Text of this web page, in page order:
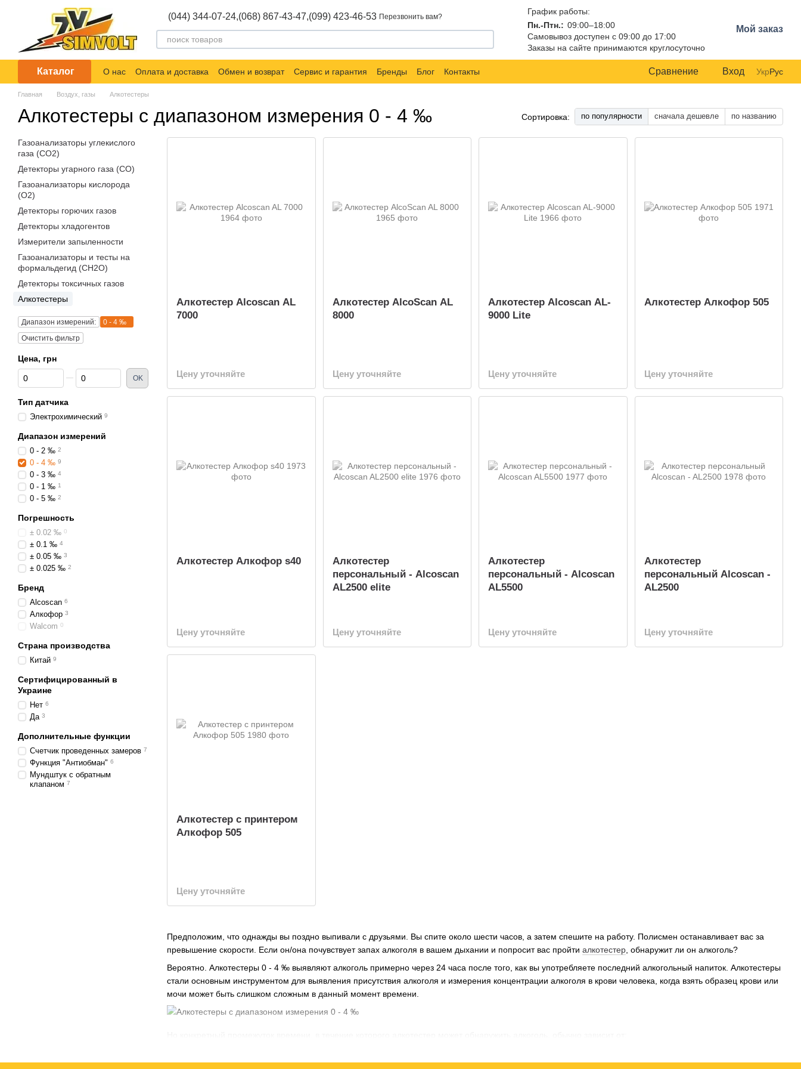
Перейти к основному контенту
(044) 344-07-24,(068) 867-43-47,(099) 423-46-53 Перезвонить вам?
График работы:
Пн.-Птн.: 09:00–18:00
Самовывоз доступен с 09:00 до 17:00
Заказы на сайте принимаются круглосуточно
Мой заказ
Каталог О нас Оплата и доставка Обмен и возврат Сервис и гарантия Бренды Блог Контакты Сравнение Вход УкрРус
Главная Воздух, газы Алкотестеры
Алкотестеры с диапазоном измерения 0 - 4 ‰ Сортировка: по популярности сначала дешевле по названию
Предположим, что однажды вы поздно выпивали с друзьями. Вы спите около шести часов, а затем спешите на работу. Полисмен останавливает вас за
превышение скорости. Если он/она почувствует запах алкоголя в вашем дыхании и попросит вас пройти алкотестер , обнаружит ли он алкоголь?
Вероятно. Алкотестеры 0 - 4 ‰ выявляют алкоголь примерно через 24 часа после того, как вы употребляете последний алкогольный напиток. Алкотестеры
стали основным инструментом для выявления присутствия алкоголя и измерения концентрации алкоголя в крови человека, когда взять образец крови или
мочи может быть слишком сложным в данный момент времени.
Алкотестер Alcoscan AL
7000
Цену уточняйте
Алкотестер AlcoScan AL
8000
Цену уточняйте
Алкотестер Alcoscan AL-
9000 Lite
Цену уточняйте
Алкотестер Алкофор 505
Цену уточняйте
Алкотестер Алкофор s40
Цену уточняйте
Алкотестер
персональный - Alcoscan
AL2500 elite
Цену уточняйте
Алкотестер
персональный - Alcoscan
AL5500
Цену уточняйте
Алкотестер
персональный Alcoscan -
AL2500
Цену уточняйте
Алкотестер с принтером
Алкофор 505
Цену уточняйте
Газоанализаторы углекислого
газа (СО2)
Детекторы угарного газа (СО)
Газоанализаторы кислорода
(О2)
Детекторы горючих газов
Детекторы хладогентов
Измерители запыленности
Газоанализаторы и тесты на
формальдегид (CH2O)
Детекторы токсичных газов
Алкотестеры
Диапазон измерений:
0 - 4 ‰
Очистить фильтр
Цена, грн
От Цена, грн
До Цена, грн OK
Тип датчика
Электрохимический 9
Диапазон измерений
0 - 2 ‰ 2
0 - 4 ‰ 9
0 - 3 ‰ 4
0 - 1 ‰ 1
0 - 5 ‰ 2
Погрешность
± 0.02 ‰ 0
± 0.1 ‰ 4
± 0.05 ‰ 3
± 0.025 ‰ 2
Бренд
Alcoscan 6
Алкофор 3
Walcom 0
Страна производства
Китай 9
Сертифицированный в
Украине
Нет 6
Да 3
Дополнительные функции
Счетчик проведенных замеров 7
Функция "Антиобман" 6
Мундштук с обратным
клапаном 7